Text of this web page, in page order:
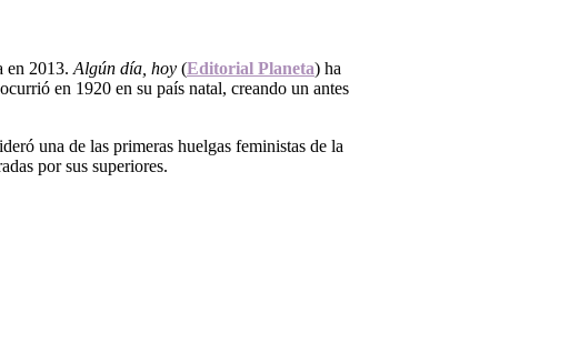
en 2013. Algún día, hoy (Editorial Planeta) ha
en 1920 en su país natal, creando un antes
una de las primeras huelgas feministas de la
por sus superiores.